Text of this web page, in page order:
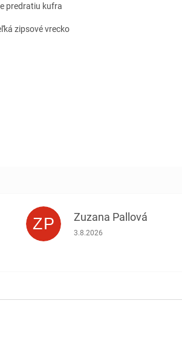
predratiu kufra
zipsové vrecko
hviezdičiek.
ZP Zuzana Pallová
Hodnotenie obchodu je 5 z 5
3.8.2026